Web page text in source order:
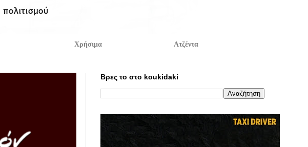
Χρήσιμα Ατζέντα
Βρες το στο koukidaki